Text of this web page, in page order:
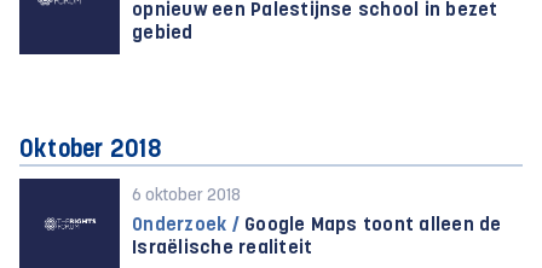
opnieuw een Palestijnse school in bezet
gebied
Oktober 2018
6 oktober 2018
Onderzoek / Google Maps toont alleen de
Israëlische realiteit